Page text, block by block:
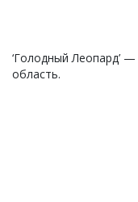
‘Голодный Леопард’
область.